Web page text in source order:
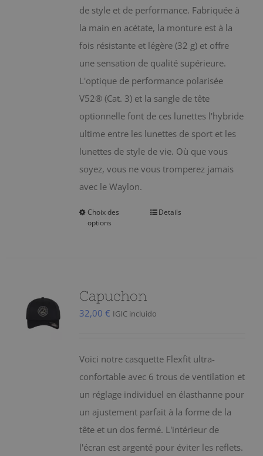
de style et de performance. Fabriquée à
la main en acétate, la monture est à la
fois résistante et légère (32 g) et offre
une sensation de qualité supérieure.
L'optique de performance polarisée
V52® (Cat. 3) et la sangle de tête
optionnelle font de ces lunettes l'hybride
ultime entre les lunettes de sport et les
lunettes de style de vie. Où que vous
soyez, vous ne vous tromperez jamais
avec le Waylon.
Choix des
options
Ce
être
choisies
sur
la
page
du
Details
Capuchon
32,00 € IGIC incluido
Voici notre casquette Flexfit ultra-
confortable avec 6 trous de ventilation et
un réglage individuel en élasthanne pour
un ajustement parfait à la forme de la
tête et un dos fermé. L'intérieur de
l'écran est argenté pour éviter les reflets.